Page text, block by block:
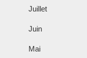
Juillet
Juin
Mai